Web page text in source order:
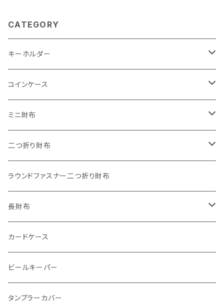
CATEGORY
キーホルダー
"子供の絵"キーホルダー
"餞別"キーホルダー
"うちの子"ペットキーホルダー
コインケース
ワンタッチコインケース ブライドルレザー
ワンタッチコインケース ブッテーロ
ワンタッチコインケース 国産革
ファスナーコインケース
ミニ財布
"Jack"マイクロウォレット(三つ折り式)
"Ripper"マイクロウォレット(三つ折り式)
二つ折り財布
"Basic"アートウォレット
番外編Basicアートウォレット (インポート革版)
スキニーウォレット
ストーンウォレット
メタルウォレット
インビジブルウォレット
ラウンドファスナー二つ折り財布
長財布
折り財布
L字ファスナー
柔らか革財布
カードケース
ビールキーパー
タンブラーカバー